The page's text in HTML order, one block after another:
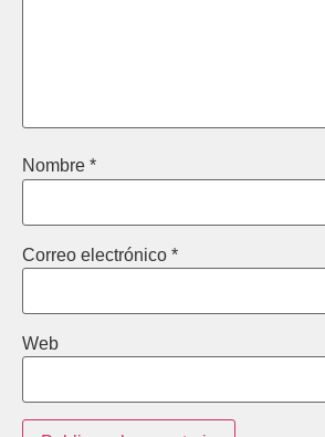
Nombre *
Correo electrónico *
Web